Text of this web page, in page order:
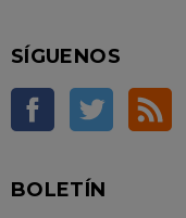
SÍGUENOS
FacebookTwitter
BOLETÍN